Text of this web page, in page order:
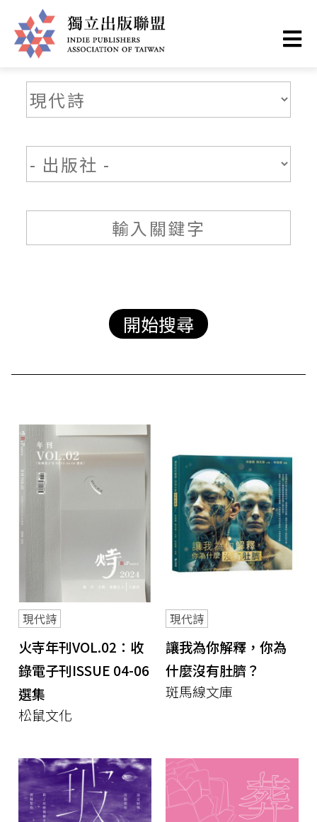
至
主
內
獨
立
出
現代詩
火寺年刊VOL.02：收
錄電子刊ISSUE 04-06
選集
松鼠文化
現代詩
讓我為你解釋，你為
什麼沒有肚臍？
斑馬線文庫